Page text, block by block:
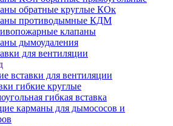
обратные круглые КОк
противодымные КДМ
клапаны
дымоудаления
для вентиляции
вставки для вентиляции
гибкие круглые
гибкая вставка
карманы для дымососов и